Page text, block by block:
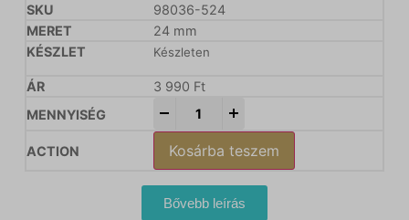
98036-524
24 mm
Készleten
3 990 Ft
Kosárba teszem
Bővebb leírás